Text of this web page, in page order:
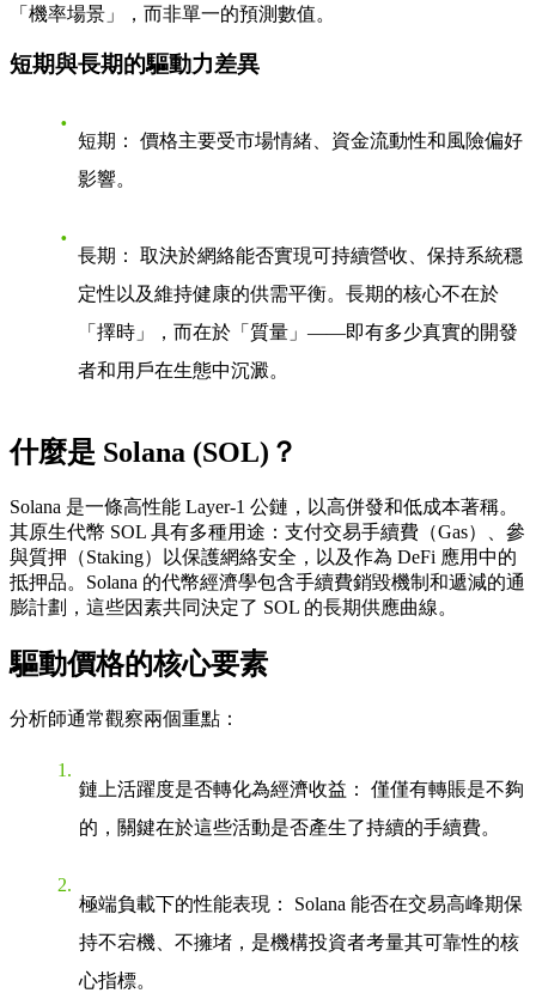
「機率場景」，而非單一的預測數值。
短期與長期的驅動力差異
短期：
價格主要受市場情緒、資金流動性和風險偏好
影響。
長期：
取決於網絡能否實現可持續營收、保持系統穩
定性以及維持健康的供需平衡。長期的核心不在於
「擇時」，而在於「質量」——即有多少真實的開發
者和用戶在生態中沉澱。
什麼是 Solana (SOL)？
Solana 是一條高性能 Layer-1 公鏈，以高併發和低成本著稱。
其原生代幣 SOL 具有多種用途：支付交易手續費（Gas）、參
與質押（Staking）以保護網絡安全，以及作為 DeFi 應用中的
抵押品。Solana 的代幣經濟學包含手續費銷毀機制 和遞減的通
膨計劃 ，這些因素共同決定了 SOL 的長期供應曲線。
驅動價格的核心要素
分析師通常觀察兩個重點：
鏈上活躍度是否轉化為經濟收益：
僅僅有轉賬是不夠
的，關鍵在於這些活動是否產生了持續的手續費。
極端負載下的性能表現：
Solana 能否在交易高峰期保
持不宕機、不擁堵，是機構投資者考量其可靠性的核
心指標。